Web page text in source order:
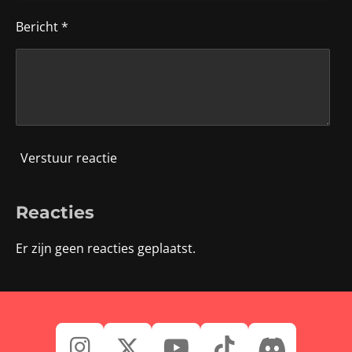
Bericht *
Verstuur reactie
Reacties
Er zijn geen reacties geplaatst.